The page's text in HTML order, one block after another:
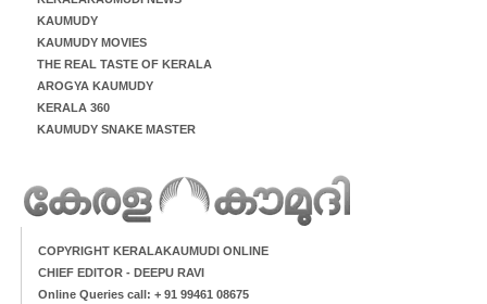
KAUMUDY
KAUMUDY MOVIES
THE REAL TASTE OF KERALA
AROGYA KAUMUDY
KERALA 360
KAUMUDY SNAKE MASTER
COPYRIGHT KERALAKAUMUDI ONLINE
CHIEF EDITOR - DEEPU RAVI
Online Queries call: + 91 99461 08675